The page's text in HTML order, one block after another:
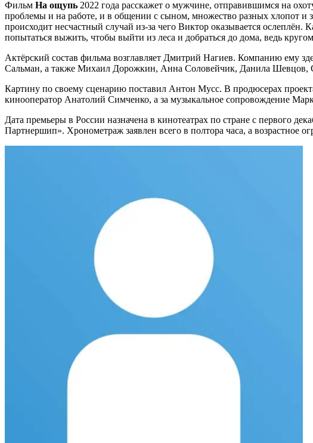
Фильм На ощупь 2022 года расскажет о мужчине, отправившимся на
проблемы и на работе, и в общении с сыном, множество разных хлопот и
происходит несчастный случай из-за чего Виктор оказывается
попытаться выжить, чтобы выйти из леса и добраться до дома, ведь
Актёрский состав фильма возглавляет Дмитрий Нагиев. Компанию ему
Сальман, а также Михаил Дорожкин, Анна Соловейчик, Данила Шевцов,
Картину по своему сценарию поставил Антон Мусс. В продюсерах
кинооператор Анатолий Симченко, а за музыкальное сопровождение
Дата премьеры в России назначена в кинотеатрах по стране с первого
Партнершип». Хронометраж заявлен всего в полтора часа, а возрастное